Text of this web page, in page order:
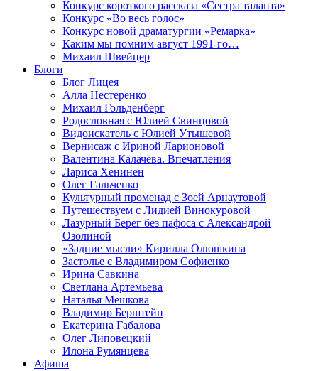
Конкурс короткого рассказа «Сестра таланта»
Конкурс «Во весь голос»
Конкурс новой драматургии «Ремарка»
Каким мы помним август 1991-го…
Михаил Швейцер
Блоги
Блог Лицея
Алла Нестеренко
Михаил Гольденберг
Родословная с Юлией Свинцовой
Видоискатель с Юлией Утышевой
Вернисаж с Ириной Ларионовой
Валентина Калачёва. Впечатления
Лариса Хенинен
Олег Гальченко
Культурный променад с Зоей Арнаутовой
Путешествуем с Лидией Винокуровой
Лазурный Берег без пафоса с Александрой
Озолиной
«Задние мысли» Кирилла Олюшкина
Застолье с Владимиром Софиенко
Ирина Савкина
Светлана Артемьева
Наталья Мешкова
Владимир Берштейн
Екатерина Габалова
Олег Липовецкий
Илона Румянцева
Афиша